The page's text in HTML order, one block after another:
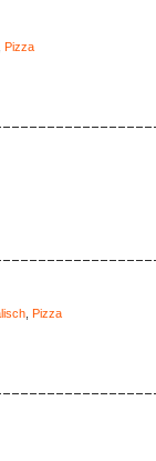
Pizza
Pizza